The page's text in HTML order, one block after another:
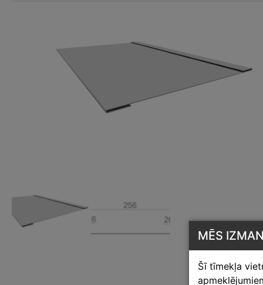
MĒS
Šī tīmekļa